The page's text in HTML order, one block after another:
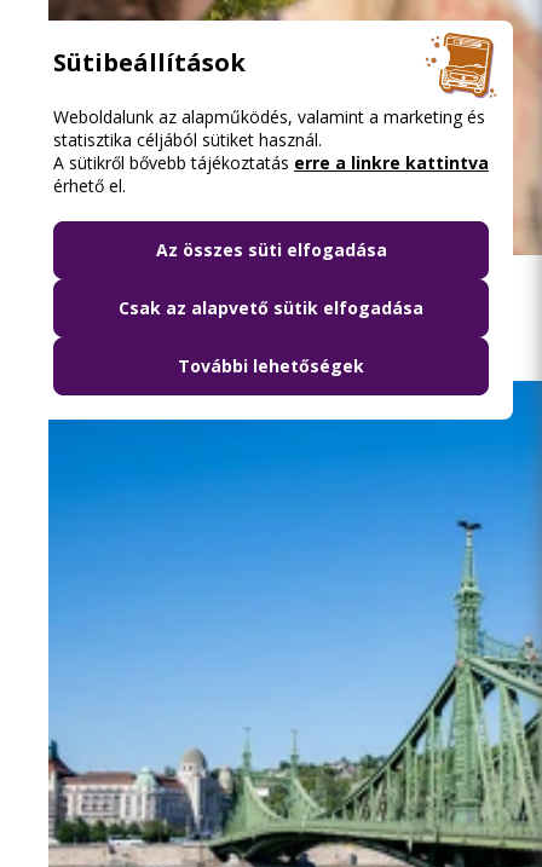
2026.08.08. 13:16
Közösségi közlekedéssel a Szigetre
Sütibeállítások
Weboldalunk az alapműködés, valamint a marketing és
statisztika céljából sütiket használ.
A sütikről bővebb tájékoztatás erre a linkre kattintva
érhető el.
Az összes süti elfogadása
Csak az alapvető sütik elfogadása
További lehetőségek